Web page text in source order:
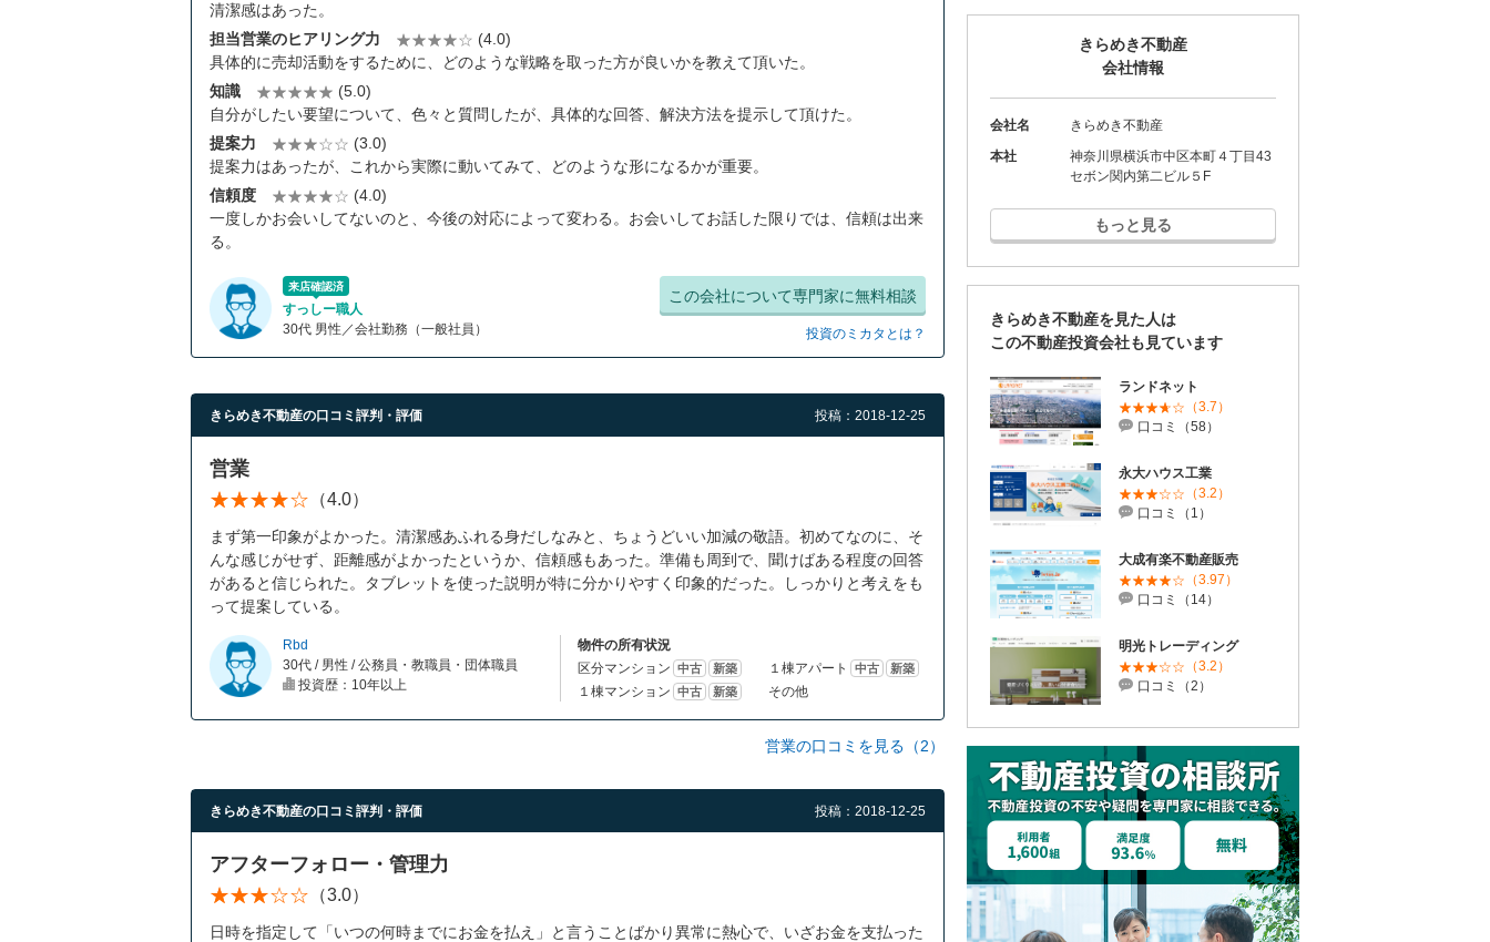
清潔感はあった。
担当営業のヒアリング力
(4.0)
具体的に売却活動をするために、どのような戦略を取った方が良いかを教えて頂いた。
知識
(5.0)
自分がしたい要望について、色々と質問したが、具体的な回答、解決方法を提示して頂けた。
提案力
(3.0)
提案力はあったが、これから実際に動いてみて、どのような形になるかが重要。
信頼度
(4.0)
一度しかお会いしてないのと、今後の対応によって変わる。お会いしてお話した限りでは、信頼は出来
る。
来店確認済
すっしー職人
30代 男性／会社勤務（一般社員）
この会社について専門家に無料相談
投資のミカタとは？
きらめき不動産の口コミ評判・評価 投稿：2018-12-25
営業
（4.0）
まず第一印象がよかった。清潔感あふれる身だしなみと、ちょうどいい加減の敬語。初めてなのに、そ
んな感じがせず、距離感がよかったというか、信頼感もあった。準備も周到で、聞けばある程度の回答
があると信じられた。タブレットを使った説明が特に分かりやすく印象的だった。しっかりと考えをも
って提案している。
Rbd
30代 / 男性 / 公務員・教職員・団体職員
投資歴：10年以上
物件の所有状況
区分マンション 中古 新築 １棟アパート 中古 新築
１棟マンション 中古 新築 その他
営業の口コミを見る（2）
きらめき不動産の口コミ評判・評価 投稿：2018-12-25
アフターフォロー・管理力
（3.0）
日時を指定して「いつの何時までにお金を払え」と言うことばかり異常に熱心で、いざお金を支払った
きらめき不動産
会社情報
会社名
きらめき不動産
本社
神奈川県横浜市中区本町４丁目43
セボン関内第二ビル５F
もっと見る
きらめき不動産を見た人は
この不動産投資会社も見ています
ランドネット
（3.7）
口コミ（58）
永大ハウス工業
（3.2）
口コミ（1）
大成有楽不動産販売
（3.97）
口コミ（14）
明光トレーディング
（3.2）
口コミ（2）